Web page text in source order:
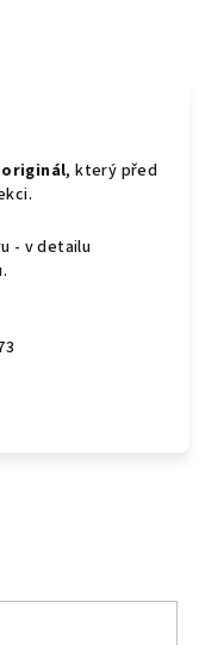
, který před
- v detailu